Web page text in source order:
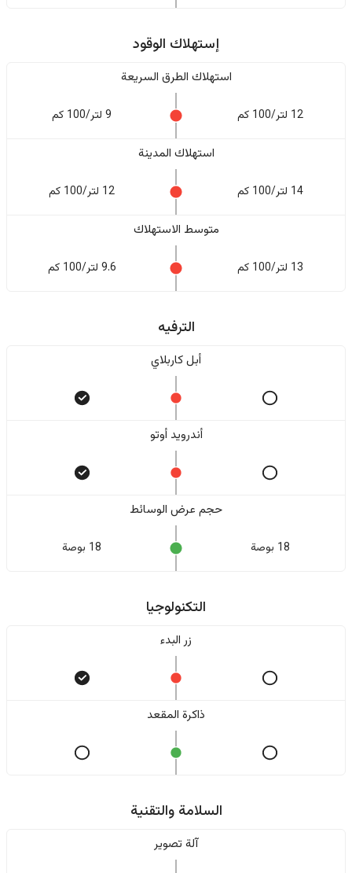
إستهلاك الوقود
استهلاك الطرق السريعة
12 لتر/100 كم 9 لتر/100 كم
استهلاك المدينة
14 لتر/100 كم 12 لتر/100 كم
متوسط الاستهلاك
13 لتر/100 كم 9.6 لتر/100 كم
الترفيه
أبل كاربلاي
أندرويد أوتو
حجم عرض الوسائط
18 بوصة 18 بوصة
التكنولوجيا
زر البدء
ذاكرة المقعد
السلامة والتقنية
آلة تصوير